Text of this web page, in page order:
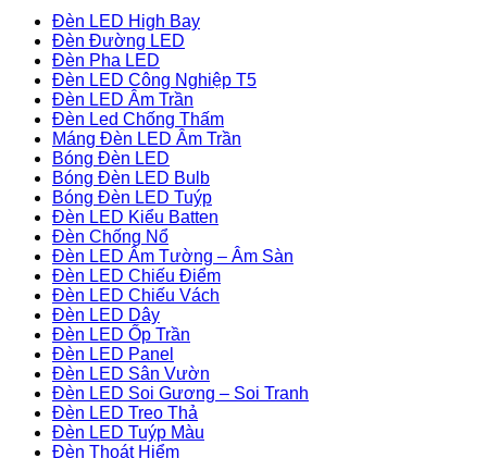
Đèn LED High Bay
Đèn Đường LED
Đèn Pha LED
Đèn LED Công Nghiệp T5
Đèn LED Âm Trần
Đèn Led Chống Thấm
Máng Đèn LED Âm Trần
Bóng Đèn LED
Bóng Đèn LED Bulb
Bóng Đèn LED Tuýp
Đèn LED Kiểu Batten
Đèn Chống Nổ
Đèn LED Âm Tường – Âm Sàn
Đèn LED Chiếu Điểm
Đèn LED Chiếu Vách
Đèn LED Dây
Đèn LED Ốp Trần
Đèn LED Panel
Đèn LED Sân Vườn
Đèn LED Soi Gương – Soi Tranh
Đèn LED Treo Thả
Đèn LED Tuýp Màu
Đèn Thoát Hiểm